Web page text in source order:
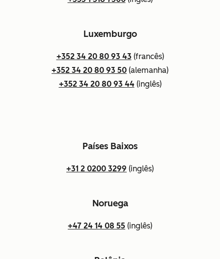
Luxemburgo
+352 34 20 80 93 43 (francês)
+352 34 20 80 93 50 (alemanha)
+352 34 20 80 93 44 (inglês)
Países Baixos
+31 2 0200 3299 (inglês)
Noruega
+47 24 14 08 55 (inglês)